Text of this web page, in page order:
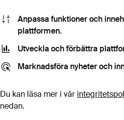
Värdering
64 USD
Anpassa funktioner och
plattformen.
Utveckla och förbättra
Marknadsföra nyheter och
Du kan läsa mer i vår
nedan.